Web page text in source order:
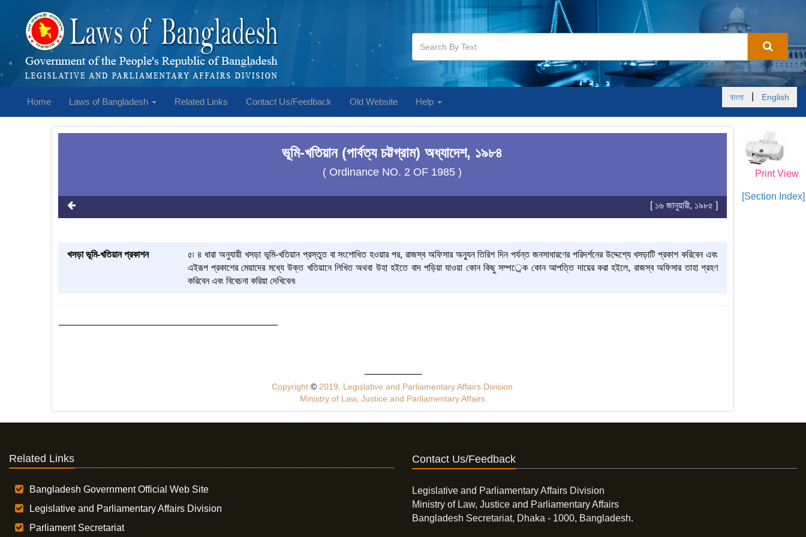
Home Laws of Bangladesh Related Links Contact Us/Feedback Old Website Help বাংলা English
Print View
[Section Index]
ভূমি-খতিয়ান (পার্বত্য চট্টগ্রাম) অধ্যাদেশ, ১৯৮৪
( Ordinance NO. 2 OF 1985 )
[ ১৬ জানুয়ারী, ১৯৮৫ ]
খসড়া ভূমি-খতিয়ান প্রকাশন
৫৷ ৪ ধারা অনুযায়ী খসড়া ভূমি-খতিয়ান প্রস্তুত বা সংশোধিত হওয়ার পর, রাজস্ব অফিসার অন্যুন তিরিশ দিন পর্যন্ত জনসাধারণের পরিদর্শনের উদ্দেশ্যে খসড়াটি প্রকাশ করিবেন এবং
এইরূপ প্রকাশের মেয়াদের মধ্যে উক্ত খতিয়ানে লিখিত অথবা উহা হইতে বাদ পড়িয়া যাওয়া কোন কিছু সম্পর্েক কোন আপত্তি দায়ের করা হইলে, রাজস্ব অফিসার তাহা গ্রহণ
করিবেন এবং বিবেচনা করিয়া দেখিবেন৷
Copyright© 2019, Legislative and Parliamentary Affairs Division
Ministry of Law, Justice and Parliamentary Affairs
Related Links
Bangladesh Government Official Web Site
Legislative and Parliamentary Affairs Division
Parliament Secretariat
Contact Us/Feedback
Legislative and Parliamentary Affairs Division
Ministry of Law, Justice and Parliamentary Affairs
Bangladesh Secretariat, Dhaka - 1000, Bangladesh.